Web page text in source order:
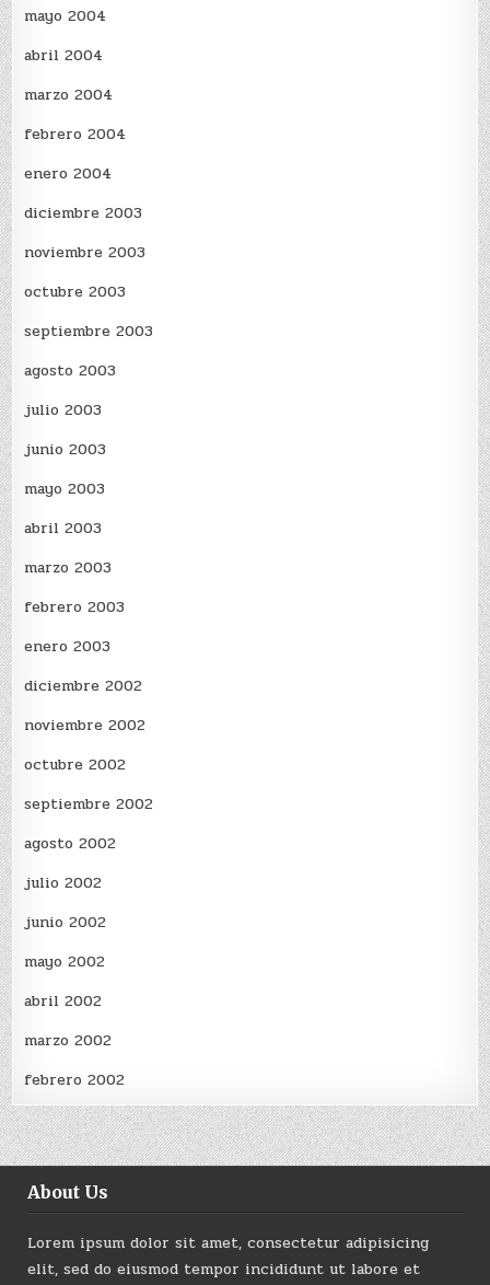
mayo 2004
abril 2004
marzo 2004
febrero 2004
enero 2004
diciembre 2003
noviembre 2003
octubre 2003
septiembre 2003
agosto 2003
julio 2003
junio 2003
mayo 2003
abril 2003
marzo 2003
febrero 2003
enero 2003
diciembre 2002
noviembre 2002
octubre 2002
septiembre 2002
agosto 2002
julio 2002
junio 2002
mayo 2002
abril 2002
marzo 2002
febrero 2002
About Us
Lorem ipsum dolor sit amet, consectetur adipisicing
elit, sed do eiusmod tempor incididunt ut labore et